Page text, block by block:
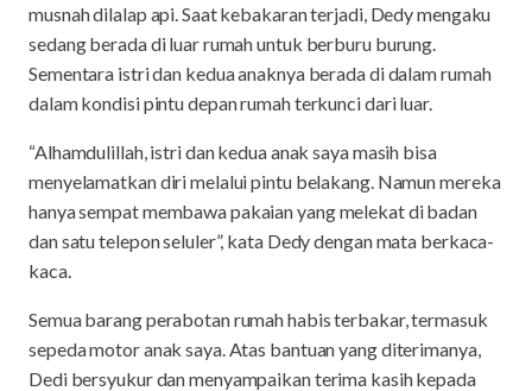
musnah dilalap api. Saat kebakaran terjadi, Dedy mengaku
sedang berada di luar rumah untuk berburu burung.
Sementara istri dan kedua anaknya berada di dalam rumah
dalam kondisi pintu depan rumah terkunci dari luar.
“Alhamdulillah, istri dan kedua anak saya masih bisa
menyelamatkan diri melalui pintu belakang. Namun mereka
hanya sempat membawa pakaian yang melekat di badan
dan satu telepon seluler”, kata Dedy dengan mata berkaca-
kaca.
Semua barang perabotan rumah habis terbakar, termasuk
sepeda motor anak saya. Atas bantuan yang diterimanya,
Dedi bersyukur dan menyampaikan terima kasih kepada